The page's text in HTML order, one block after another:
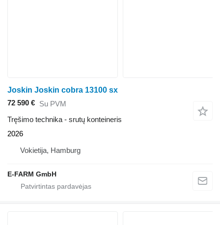
Joskin Joskin cobra 13100 sx
72 590 € Su PVM
Tręšimo technika - srutų konteineris
2026
Vokietija, Hamburg
E-FARM GmbH